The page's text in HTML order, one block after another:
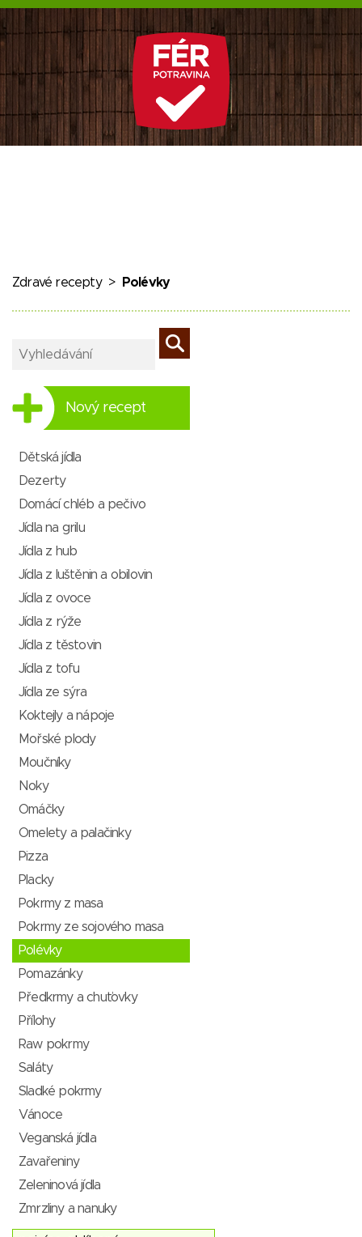
Zdravé recepty> Polévky
Nový recept
Dětská jídla
Dezerty
Domácí chléb a pečivo
Jídla na grilu
Jídla z hub
Jídla z luštěnin a obilovin
Jídla z ovoce
Jídla z rýže
Jídla z těstovin
Jídla z tofu
Jídla ze sýra
Koktejly a nápoje
Mořské plody
Moučníky
Noky
Omáčky
Omelety a palačinky
Pizza
Placky
Pokrmy z masa
Pokrmy ze sojového masa
Polévky
Pomazánky
Předkrmy a chuťovky
Přílohy
Raw pokrmy
Saláty
Sladké pokrmy
Vánoce
Veganská jídla
Zavařeniny
Zeleninová jídla
Zmrzliny a nanuky